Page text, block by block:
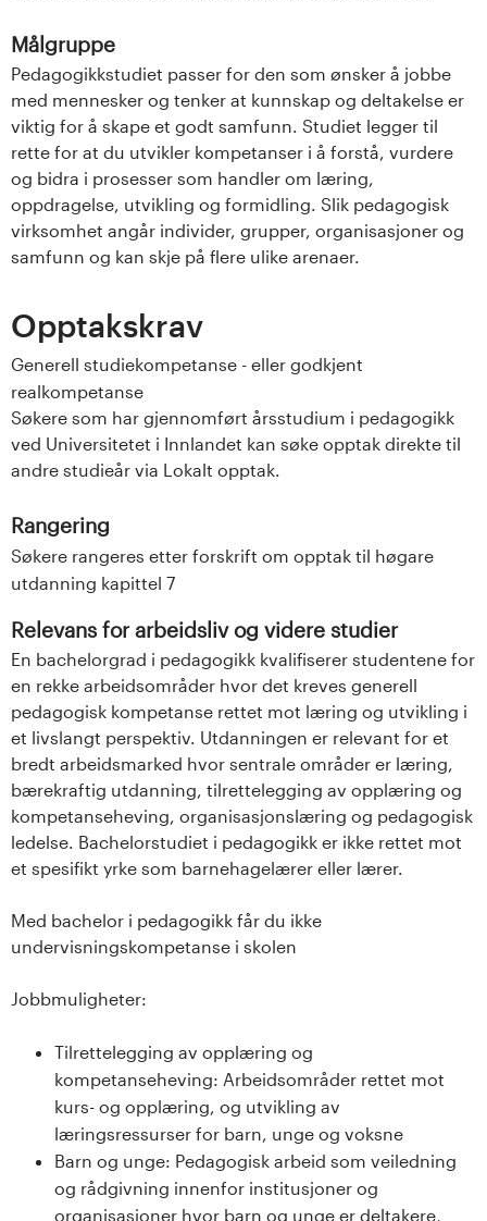
Målgruppe
Pedagogikkstudiet passer for den som ønsker å jobbe
med mennesker og tenker at kunnskap og deltakelse er
viktig for å skape et godt samfunn. Studiet legger til
rette for at du utvikler kompetanser i å forstå, vurdere
og bidra i prosesser som handler om læring,
oppdragelse, utvikling og formidling. Slik pedagogisk
virksomhet angår individer, grupper, organisasjoner og
samfunn og kan skje på flere ulike arenaer.
Opptakskrav
Generell studiekompetanse - eller godkjent
realkompetanse
Søkere som har gjennomført årsstudium i pedagogikk
ved Universitetet i Innlandet kan søke opptak direkte til
andre studieår via Lokalt opptak.
Rangering
Søkere rangeres etter forskrift om opptak til høgare
utdanning kapittel 7
Relevans for arbeidsliv og videre studier
En bachelorgrad i pedagogikk kvalifiserer studentene for
en rekke arbeidsområder hvor det kreves generell
pedagogisk kompetanse rettet mot læring og utvikling i
et livslangt perspektiv. Utdanningen er relevant for et
bredt arbeidsmarked hvor sentrale områder er læring,
bærekraftig utdanning, tilrettelegging av opplæring og
kompetanseheving, organisasjonslæring og pedagogisk
ledelse. Bachelorstudiet i pedagogikk er ikke rettet mot
et spesifikt yrke som barnehagelærer eller lærer.
Med bachelor i pedagogikk får du ikke
undervisningskompetanse i skolen
Jobbmuligheter:
Tilrettelegging av opplæring og
kompetanseheving: Arbeidsområder rettet mot
kurs- og opplæring, og utvikling av
læringsressurser for barn, unge og voksne
Barn og unge: Pedagogisk arbeid som veiledning
og rådgivning innenfor institusjoner og
organisasjoner hvor barn og unge er deltakere,